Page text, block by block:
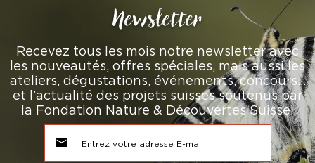
Newsletter
Recevez tous les mois notre newsletter avec
les nouveautés, offres spéciales, mais aussi les
ateliers, dégustations, événements, concours…
et l’actualité des projets suisses soutenus par
la Fondation Nature & Découvertes Suisse!